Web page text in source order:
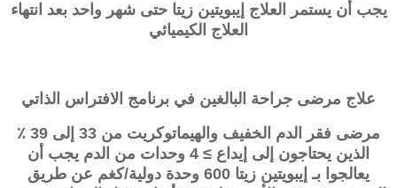
يجب أن يستمر العلاج إيبويتين زيتا حتى شهر واحد بعد انتهاء
العلاج الكيميائي
علاج مرضى جراحة البالغين في برنامج الافتراس الذاتي
مرضى فقر الدم الخفيف والهيماتوكريت من 33 إلى 39 ٪
الذين يحتاجون إلى إيداع ≥ 4 وحدات من الدم يجب أن
يعالجوا بـ إيبويتين زيتا 600 وحدة دولية/كغم عن طريق